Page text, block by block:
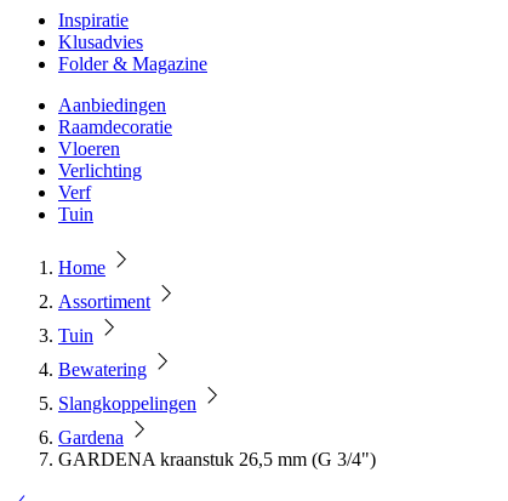
Inspiratie
Klusadvies
Folder & Magazine
Aanbiedingen
Raamdecoratie
Vloeren
Verlichting
Verf
Tuin
Home
Assortiment
Tuin
Bewatering
Slangkoppelingen
Gardena
GARDENA kraanstuk 26,5 mm (G 3/4")